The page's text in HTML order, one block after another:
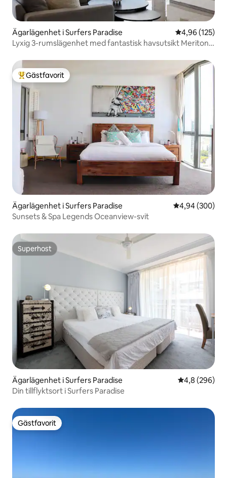
Ägarlägenhet i Surfers Paradise 4,96 av 5 i
4,96 (125)
Lyxig 3-rumslägenhet med fantastisk havsutsikt Meriton
Populär gästfavorit
Gästfavorit
Ägarlägenhet i Surfers Paradise 4,94 av 5 i
4,94 (300)
Sunsets & Spa Legends Oceanview-svit
Superhost
Superhost
Ägarlägenhet i Surfers Paradise 4,8 av 5 i
4,8 (296)
Din tillflyktsort i Surfers Paradise
Gästfavorit
Gästfavorit